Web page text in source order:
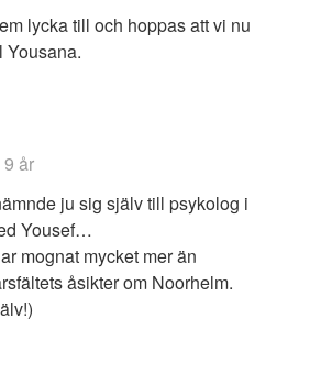
lycka till och hoppas att vi nu
Yousana.
9 år
ju sig själv till psykolog i
Yousef…
mognat mycket mer än
åsikter om Noorhelm.